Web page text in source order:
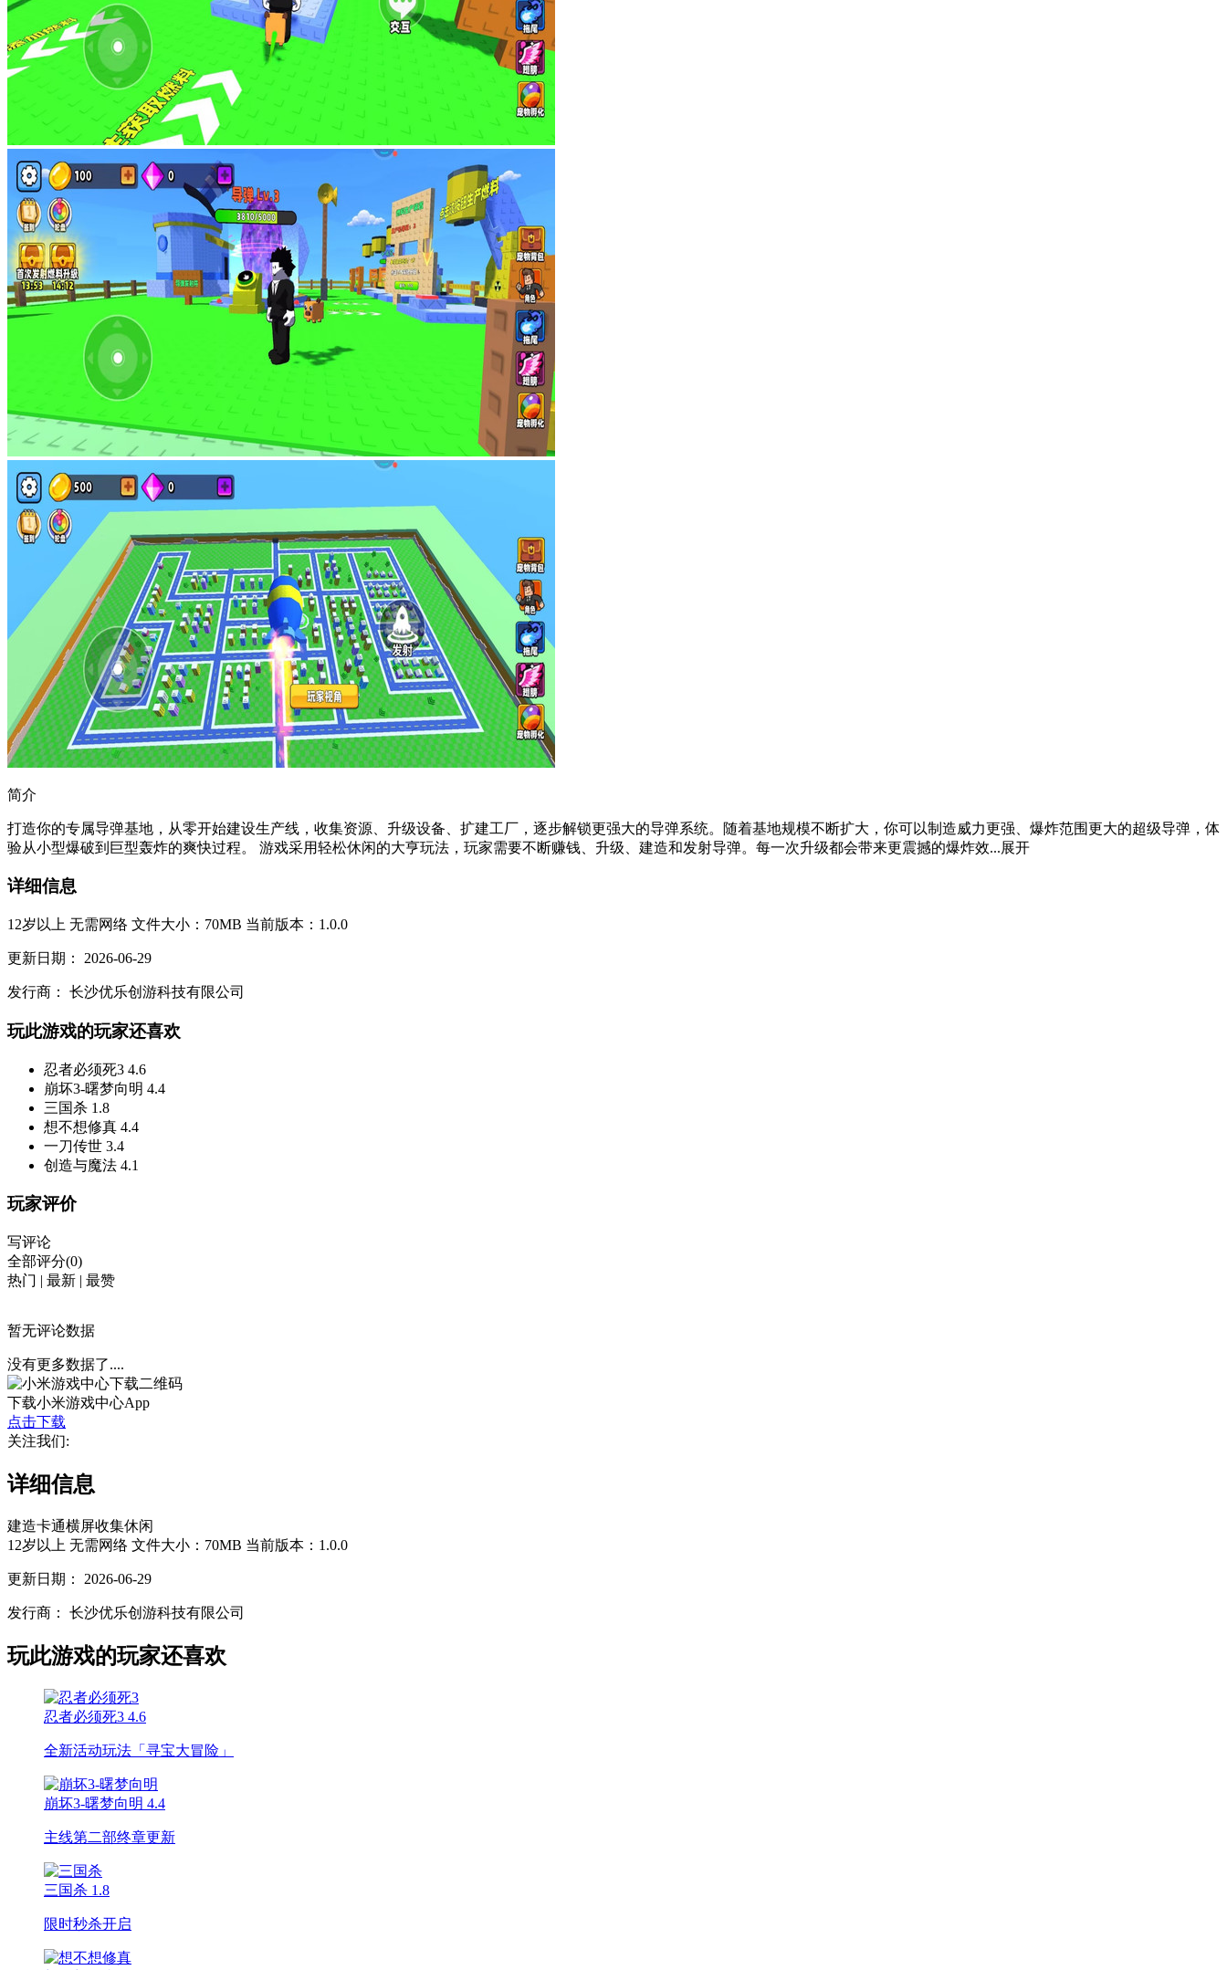
简介
打造你的专属导弹基地，从零开始建设生产线，收集资源、升级设备、扩建工厂，逐步解锁更强大的导弹系统。随着基地规模不断扩大，你可以制造威力更强、爆炸范围更大的超级导弹，体
验从小型爆破到巨型轰炸的爽快过程。 游戏采用轻松休闲的大亨玩法，玩家需要不断赚钱、升级、建造和发射导弹。每一次升级都会带来更震撼的爆炸效...展开
详细信息
12岁以上 无需网络 文件大小：70MB 当前版本：1.0.0
更新日期： 2026-06-29
发行商： 长沙优乐创游科技有限公司
玩此游戏的玩家还喜欢
忍者必须死3 4.6
崩坏3-曙梦向明 4.4
三国杀 1.8
想不想修真 4.4
一刀传世 3.4
创造与魔法 4.1
玩家评价
写评论
全部评分(0)
热门 | 最新 | 最赞
暂无评论数据
没有更多数据了....
下载小米游戏中心App
点击下载
关注我们:
详细信息
建造卡通横屏收集休闲
12岁以上 无需网络 文件大小：70MB 当前版本：1.0.0
更新日期： 2026-06-29
发行商： 长沙优乐创游科技有限公司
玩此游戏的玩家还喜欢
忍者必须死3 4.6
全新活动玩法「寻宝大冒险」
崩坏3-曙梦向明 4.4
主线第二部终章更新
三国杀 1.8
限时秒杀开启